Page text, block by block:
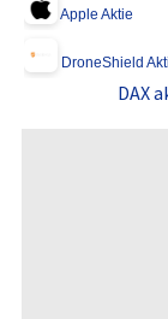
Apple Aktie
DroneShield
DAX